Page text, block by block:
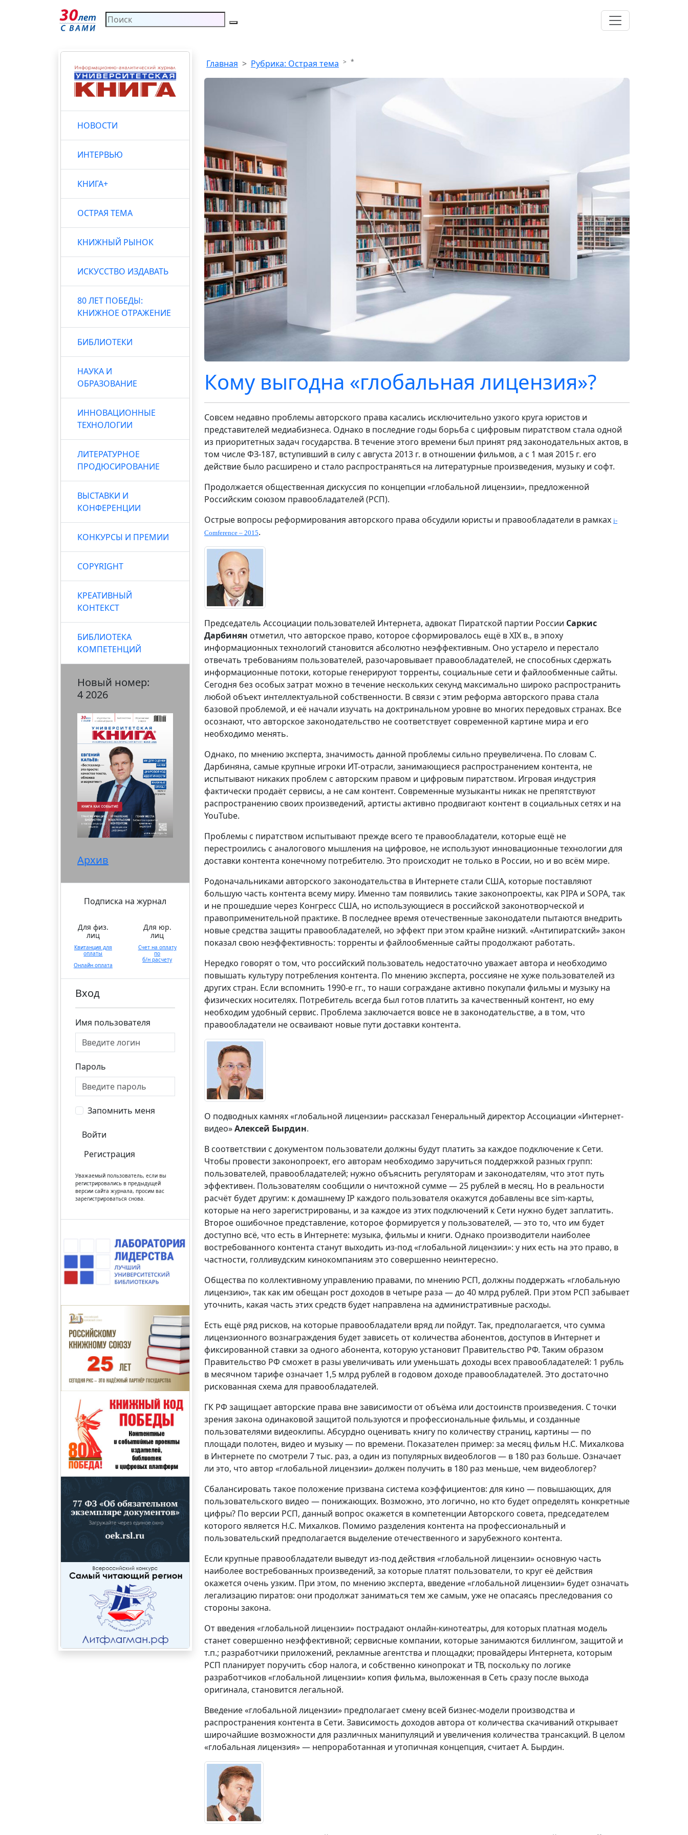
НОВОСТИ
ИНТЕРВЬЮ
КНИГА+
ОСТРАЯ ТЕМА
КНИЖНЫЙ РЫНОК
ИСКУССТВО ИЗДАВАТЬ
80 ЛЕТ ПОБЕДЫ:
КНИЖНОЕ ОТРАЖЕНИЕ
БИБЛИОТЕКИ
НАУКА И
ОБРАЗОВАНИЕ
ИННОВАЦИОННЫЕ
ТЕХНОЛОГИИ
ЛИТЕРАТУРНОЕ
ПРОДЮСИРОВАНИЕ
ВЫСТАВКИ И
КОНФЕРЕНЦИИ
КОНКУРСЫ И ПРЕМИИ
COPYRIGHT
КРЕАТИВНЫЙ
КОНТЕКСТ
БИБЛИОТЕКА
КОМПЕТЕНЦИЙ
Новый номер:
4 2026
Архив
Подписка на журнал
Для физ.
лиц
Квитанция для
оплаты
Онлайн оплата
Для юр.
лиц
Счет на оплату
по
б/н расчету
Вход
Имя пользователя
Пароль
Запомнить меня
Войти
Регистрация
Уважаемый пользователь, если вы
регистрировались в предыдущей
версии сайта журнала, просим вас
зарегистрироваться снова.
Главная Рубрика: Острая тема *
Кому выгодна «глобальная лицензия»?
Совсем недавно проблемы авторского права касались исключительно узкого круга юристов и
представителей медиабизнеса. Однако в последние годы борьба с цифровым пиратством стала одной
из приоритетных задач государства. В течение этого времени был принят ряд законодательных актов, в
том числе ФЗ-187, вступивший в силу с августа 2013 г. в отношении фильмов, а с 1 мая 2015 г. его
действие было расширено и стало распространяться на литературные произведения, музыку и софт.
Продолжается общественная дискуссия по концепции «глобальной лицензии», предложенной
Российским союзом правообладателей (РСП).
Острые вопросы реформирования авторского права обсудили юристы и правообладатели в рамках i-
Сomference – 2015.
Председатель Ассоциации пользователей Интернета, адвокат Пиратской партии России Саркис
Дарбинян отметил, что авторское право, которое сформировалось ещё в XIX в., в эпоху
информационных технологий становится абсолютно неэффективным. Оно устарело и перестало
отвечать требованиям пользователей, разочаровывает правообладателей, не способных сдержать
информационные потоки, которые генерируют торренты, социальные сети и файлообменные сайты.
Сегодня без особых затрат можно в течение нескольких секунд максимально широко распространить
любой объект интеллектуальной собственности. В связи с этим реформа авторского права стала
базовой проблемой, и её начали изучать на доктринальном уровне во многих передовых странах. Все
осознают, что авторское законодательство не соответствует современной картине мира и его
необходимо менять.
Однако, по мнению эксперта, значимость данной проблемы сильно преувеличена. По словам С.
Дарбиняна, самые крупные игроки ИТ-отрасли, занимающиеся распространением контента, не
испытывают никаких проблем с авторским правом и цифровым пиратством. Игровая индустрия
фактически продаёт сервисы, а не сам контент. Современные музыканты никак не препятствуют
распространению своих произведений, артисты активно продвигают контент в социальных сетях и на
YouTube.
Проблемы с пиратством испытывают прежде всего те правообладатели, которые ещё не
перестроились с аналогового мышления на цифровое, не используют инновационные технологии для
доставки контента конечному потребителю. Это происходит не только в России, но и во всём мире.
Родоначальниками авторского законодательства в Интернете стали США, которые поставляют
большую часть контента всему миру. Именно там появились такие законопроекты, как PIPA и SOPA, так
и не прошедшие через Конгресс США, но использующиеся в российской законотворческой и
правоприменительной практике. В последнее время отечественные законодатели пытаются внедрить
новые средства защиты правообладателей, но эффект при этом крайне низкий. «Антипиратский» закон
показал свою неэффективность: торренты и файлообменные сайты продолжают работать.
Нередко говорят о том, что российский пользователь недостаточно уважает автора и необходимо
повышать культуру потребления контента. По мнению эксперта, россияне не хуже пользователей из
других стран. Если вспомнить 1990-е гг., то наши сограждане активно покупали фильмы и музыку на
физических носителях. Потребитель всегда был готов платить за качественный контент, но ему
необходим удобный сервис. Проблема заключается вовсе не в законодательстве, а в том, что
правообладатели не осваивают новые пути доставки контента.
О подводных камнях «глобальной лицензии» рассказал Генеральный директор Ассоциации «Интернет-
видео»Алексей Бырдин.
В соответствии с документом пользователи должны будут платить за каждое подключение к Сети.
Чтобы провести законопроект, его авторам необходимо заручиться поддержкой разных групп:
пользователей, правообладателей; нужно объяснить регуляторам и законодателям, что этот путь
эффективен. Пользователям сообщили о ничтожной сумме — 25 рублей в месяц. Но в реальности
расчёт будет другим: к домашнему IP каждого пользователя окажутся добавлены все sim-карты,
которые на него зарегистрированы, и за каждое из этих подключений к Сети нужно будет заплатить.
Второе ошибочное представление, которое формируется у пользователей, — это то, что им будет
доступно всё, что есть в Интернете: музыка, фильмы и книги. Однако производители наиболее
востребованного контента станут выходить из-под «глобальной лицензии»: у них есть на это право, в
частности, голливудским кинокомпаниям это совершенно неинтересно.
Общества по коллективному управлению правами, по мнению РСП, должны поддержать «глобальную
лицензию», так как им обещан рост доходов в четыре раза — до 40 млрд рублей. При этом РСП забывает
уточнить, какая часть этих средств будет направлена на административные расходы.
Есть ещё ряд рисков, на которые правообладатели вряд ли пойдут. Так, предполагается, что сумма
лицензионного вознаграждения будет зависеть от количества абонентов, доступов в Интернет и
фиксированной ставки за одного абонента, которую установит Правительство РФ. Таким образом
Правительство РФ сможет в разы увеличивать или уменьшать доходы всех правообладателей: 1 рубль
в месячном тарифе означает 1,5 млрд рублей в годовом доходе правообладателей. Это достаточно
рискованная схема для правообладателей.
ГК РФ защищает авторские права вне зависимости от объёма или достоинств произведения. С точки
зрения закона одинаковой защитой пользуются и профессиональные фильмы, и созданные
пользователями видеоклипы. Абсурдно оценивать книгу по количеству страниц, картины — по
площади полотен, видео и музыку — по времени. Показателен пример: за месяц фильм Н.С. Михалкова
в Интернете по смотрели 7 тыс. раз, а один из популярных видеоблогов — в 180 раз больше. Означает
ли это, что автор «глобальной лицензии» должен получить в 180 раз меньше, чем видеоблогер?
Сбалансировать такое положение призвана система коэффициентов: для кино — повышающих, для
пользовательского видео — понижающих. Возможно, это логично, но кто будет определять конкретные
цифры? По версии РСП, данный вопрос окажется в компетенции Авторского совета, председателем
которого является Н.С. Михалков. Помимо разделения контента на профессиональный и
пользовательский предполагается выделение отечественного и зарубежного контента.
Если крупные правообладатели выведут из-под действия «глобальной лицензии» основную часть
наиболее востребованных произведений, за которые платят пользователи, то круг её действия
окажется очень узким. При этом, по мнению эксперта, введение «глобальной лицензии» будет означать
легализацию пиратов: они продолжат заниматься тем же самым, уже не опасаясь преследования со
стороны закона.
От введения «глобальной лицензии» пострадают онлайн-кинотеатры, для которых платная модель
станет совершенно неэффективной; сервисные компании, которые занимаются биллингом, защитой и
т.п.; разработчики приложений, рекламные агентства и площадки; провайдеры Интернета, которым
РСП планирует поручить сбор налога, и собственно кинопрокат и ТВ, поскольку по логике
разработчиков «глобальной лицензии» копия фильма, выложенная в Сеть сразу после выхода
оригинала, становится легальной.
Введение «глобальной лицензии» предполагает смену всей бизнес-модели производства и
распространения контента в Сети. Зависимость доходов автора от количества скачиваний открывает
широчайшие возможности для различных манипуляций и увеличения количества трансакций. В целом
«глобальная лицензия» — непроработанная и утопичная концепция, считает А. Бырдин.